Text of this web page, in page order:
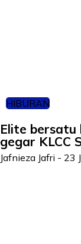
HIBURAN
Elite bersatu
gegar KLCC
Jafnieza Jafri - 23